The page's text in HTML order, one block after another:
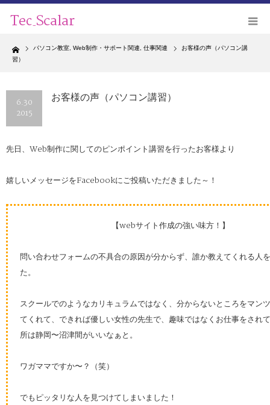
Home パソコン教室 Web制作・サポート関連 仕事関連
お客様の声（パソコン講
習）
6.30
2015
お客様の声（パソコン講習）
先日、Web制作に関してのピンポイント講習を行ったお客様より
嬉しいメッセージをFacebookにご投稿いただきました～！
【webサイト作成の強い味方！】
問い合わせフォームの不具合の原因が分からず、誰か教えてくれる人
た。
スクールでのようなカリキュラムではなく、分からないところをマン
てくれて、できれば優しい女性の先生で、趣味ではなくお仕事をされ
所は静岡〜沼津間がいいなぁと。
ワガママですか〜？（笑）
でもピッタリな人を見つけてしまいました！